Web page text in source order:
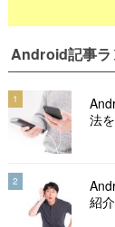
Android記事ラ
1
法
2
紹介